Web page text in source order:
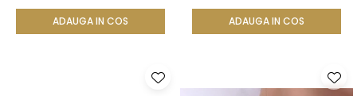
ADAUGA IN COS ADAUGA IN COS